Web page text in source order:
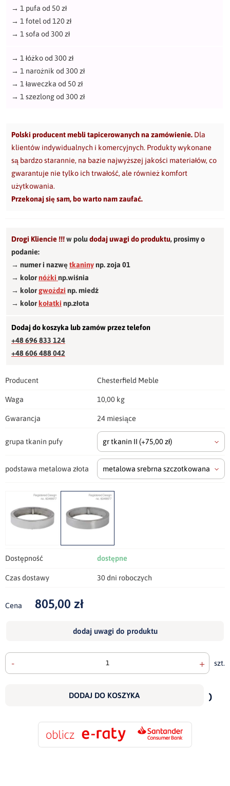
→ 1 pufa od 50 zł
→ 1 fotel od 120 zł
→ 1 sofa od 300 zł
→ 1 łóżko od 300 zł
→ 1 narożnik od 300 zł
→ 1 ławeczka od 50 zł
→ 1 szezlong od 300 zł
Polski producent mebli tapicerowanych na zamówienie. Dla
klientów indywidualnych i komercyjnych. Produkty wykonane
są bardzo starannie, na bazie najwyższej jakości materiałów, co
gwarantuje nie tylko ich trwałość, ale również komfort
użytkowania.
Przekonaj się sam, bo warto nam zaufać.
Drogi Kliencie !!!w poludodaj uwagi do produktu,prosimy o
podanie:
→ numer i nazwętkaninynp. zoja 01
→ kolornóżki np.wiśnia
→ kolorgwożdzi np. miedź
→ kolorkołatki np.złota
Dodaj do koszyka lub zamów przez telefon
+48 696 833 124
+48 606 488 042
Producent Chesterfield Meble
Waga 10,00 kg
Gwarancja 24 miesiące
grupa tkanin pufy gr tkanin II (+75,00 zł)
podstawa metalowa złota metalowa srebrna szczotkowana
Dostępność dostępne
Czas dostawy 30 dni roboczych
Cena 805,00 zł
dodaj uwagi do produktu
- + szt.
DODAJ DO KOSZYKA
do